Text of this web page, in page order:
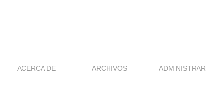
ACERCA DE ARCHIVOS ADMINISTRAR